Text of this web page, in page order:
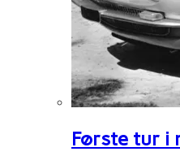
Første tur i